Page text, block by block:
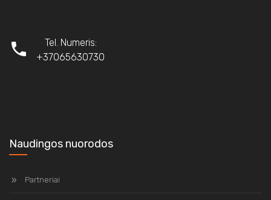
Tel. Numeris:
+37065630730
Naudingos nuorodos
Partneriai